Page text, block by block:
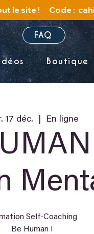
FAQ
Boutique
17 déc. En ligne
Self-Coaching
Be Human I